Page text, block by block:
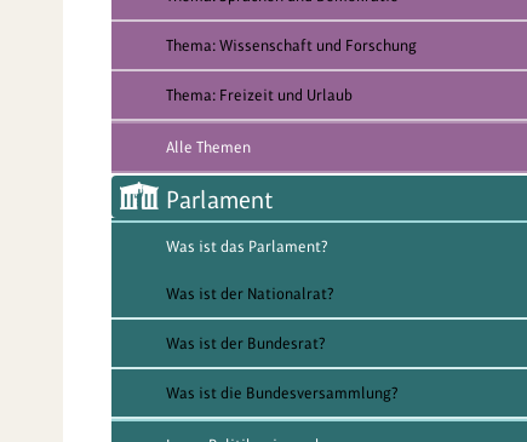
Thema: Wissenschaft und Forschung
Thema: Freizeit und Urlaub
Alle Themen
Parlament
Was ist das Parlament?
Was ist der Nationalrat?
Was ist der Bundesrat?
Was ist die Bundesversammlung?